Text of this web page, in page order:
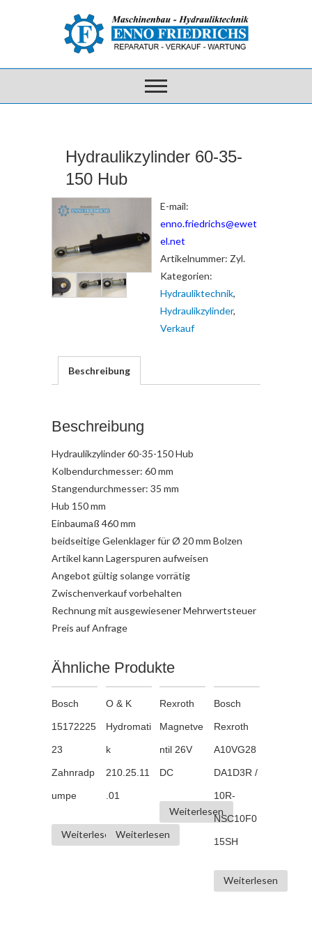
Hydraulikzylinder 60-35-
150 Hub
E-mail:
enno.friedrichs@ewet
el.net
Artikelnummer: Zyl.
Kategorien:
Hydrauliktechnik,
Hydraulikzylinder,
Verkauf
Beschreibung
Beschreibung
Hydraulikzylinder 60-35-150 Hub
Kolbendurchmesser: 60 mm
Stangendurchmesser: 35 mm
Hub 150 mm
Einbaumaß 460 mm
beidseitige Gelenklager für Ø 20 mm Bolzen
Artikel kann Lagerspuren aufweisen
Angebot gültig solange vorrätig
Zwischenverkauf vorbehalten
Rechnung mit ausgewiesener Mehrwertsteuer
Preis auf Anfrage
Ähnliche Produkte
Bosch
15172225
23
Zahnradp
umpe
Weiterlesen
O & K
Hydromati
k
210.25.11
.01
Weiterlesen
Rexroth
Magnetve
ntil 26V
DC
Weiterlesen
Bosch
Rexroth
A10VG28
DA1D3R /
10R-
NSC10F0
15SH
Weiterlesen